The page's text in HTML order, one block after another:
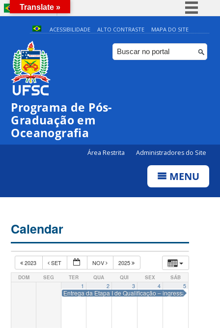
BRASIL
Simplifique!
Comunica BR
Participe
ACESSIBILIDADE ALTO CONTRASTE MAPA DO SITE
Programa de Pós-
Graduação em
Oceanografia
Área Restrita Administradores do Site
MENU
Calendar
2023 SET NOV 2025
DOM SEG TER QUA QUI SEX SÁB
1
Entrega da Etapa I de Qualificação – ingressantes em
2 3 4 5
Translate »